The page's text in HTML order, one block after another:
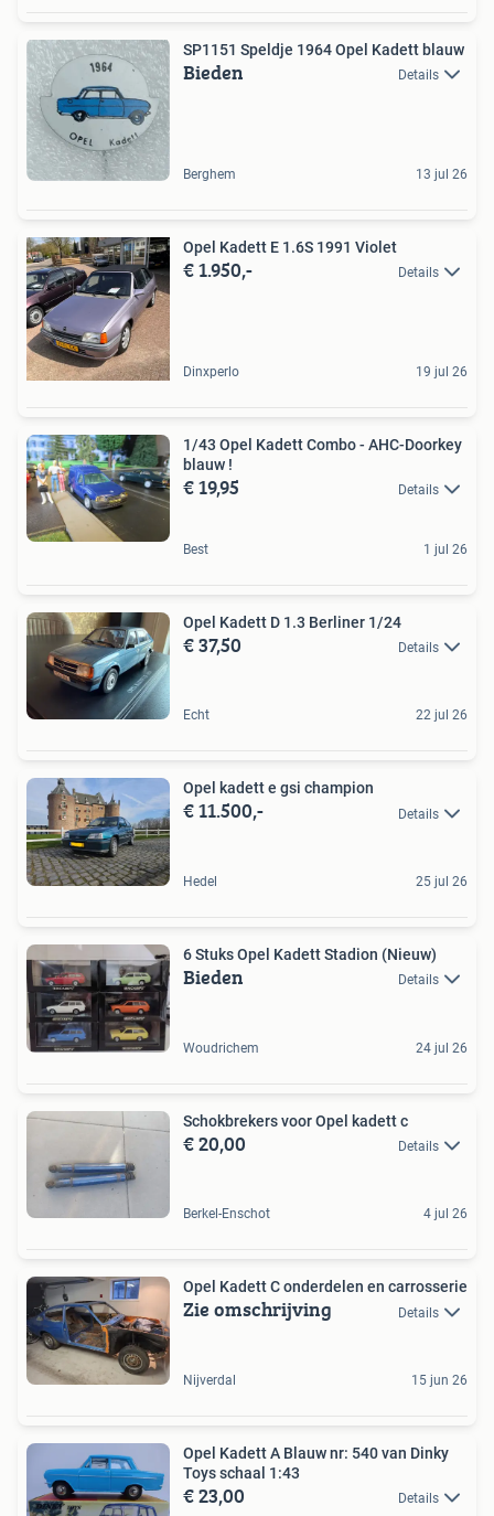
SP1151 Speldje 1964 Opel Kadett blauw
Bieden Details
Berghem 13 jul 26
Opel Kadett E 1.6S 1991 Violet
€ 1.950,- Details
Dinxperlo 19 jul 26
1/43 Opel Kadett Combo - AHC-Doorkey
blauw !
€ 19,95 Details
Best 1 jul 26
Opel Kadett D 1.3 Berliner 1/24
€ 37,50 Details
Echt 22 jul 26
Opel kadett e gsi champion
€ 11.500,- Details
Hedel 25 jul 26
6 Stuks Opel Kadett Stadion (Nieuw)
Bieden Details
Woudrichem 24 jul 26
Schokbrekers voor Opel kadett c
€ 20,00 Details
Berkel-Enschot 4 jul 26
Opel Kadett C onderdelen en carrosserie
Zie omschrijving Details
Nijverdal 15 jun 26
Opel Kadett A Blauw nr: 540 van Dinky
Toys schaal 1:43
€ 23,00 Details